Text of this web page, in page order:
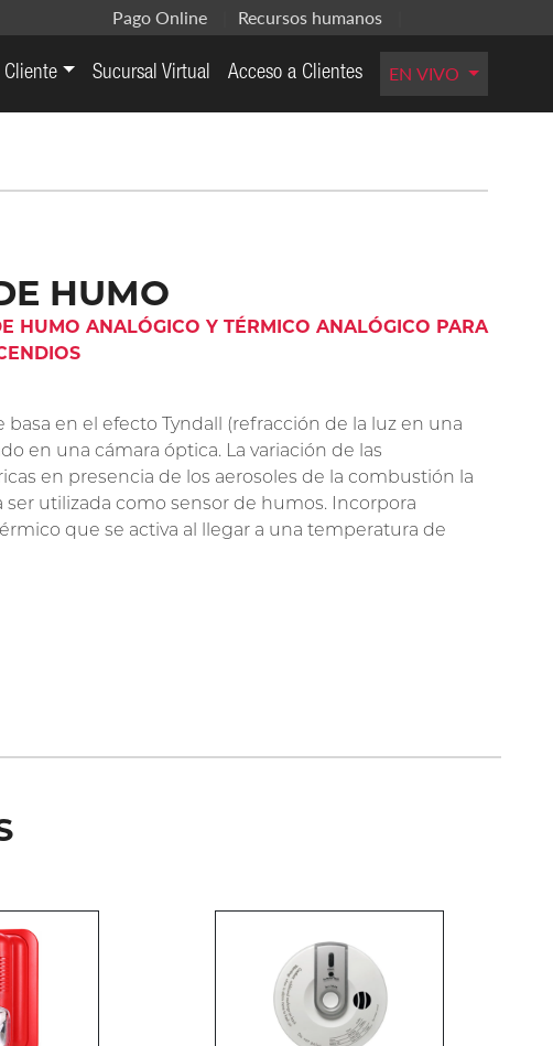
Pago Online Recursos humanos
Sucursal Virtual Acceso a Clientes EN VIVO
HUMO
HUMO ANALÓGICO Y TÉRMICO ANALÓGICO PARA
basa en el efecto Tyndall (refracción de la luz en una
en una cámara óptica. La variación de las
en presencia de los aerosoles de la combustión la
ser utilizada como sensor de humos. Incorpora
que se activa al llegar a una temperatura de